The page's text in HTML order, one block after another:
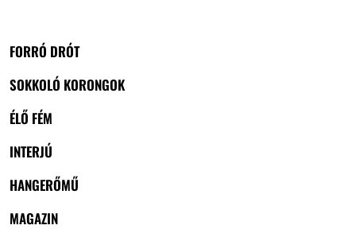
FORRÓ DRÓT
SOKKOLÓ KORONGOK
ÉLŐ FÉM
INTERJÚ
HANGERŐMŰ
MAGAZIN